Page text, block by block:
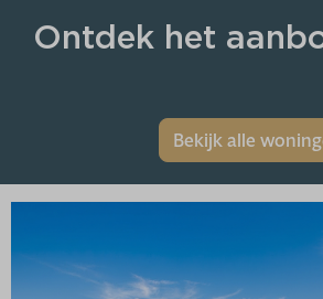
Ontdek het
Bekijk alle